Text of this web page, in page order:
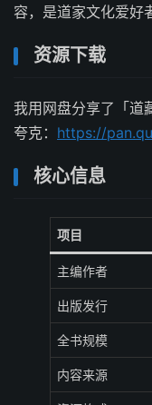
容，是道家文化爱好
资源下载
我用网盘分享了「道
夸克： https://
核心信息
项目
主编作者
出版发行
全书规模
内容来源